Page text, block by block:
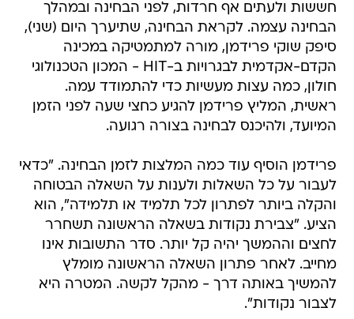
חששות ולעתים אף חרדות, לפני הבחינה ובמהלך
הבחינה עצמה. לקראת הבחינה, שתיערך היום (שני),
סיפק שוקי פרידמן, מורה למתמטיקה במכינה
הקדם-אקדמית לבגרויות ב-HIT - המכון הטכנולוגי
חולון, כמה עצות מעשיות כדי להתמודד עמה.
ראשית, המליץ פרידמן להגיע כחצי שעה לפני הזמן
המיועד, ולהיכנס לבחינה בצורה רגועה.
פרידמן הוסיף עוד כמה המלצות לזמן הבחינה. "כדאי
לעבור על כל השאלות ולענות על השאלה הבטוחה
והקלה ביותר לפתרון לכל תלמיד או תלמידה", הוא
הציע. "צבירת נקודות בשאלה הראשונה תשחרר
לחצים וההמשך יהיה קל יותר. סדר התשובות אינו
מחייב. לאחר פתרון השאלה הראשונה מומלץ
להמשיך באותה דרך - מהקל לקשה. המטרה היא
לצבור נקודות".